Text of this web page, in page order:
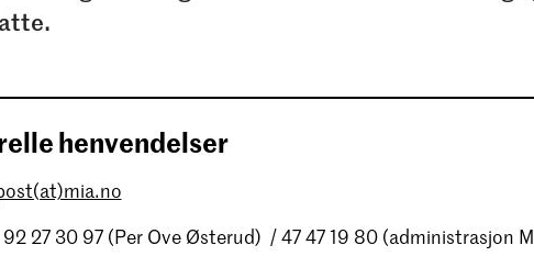
henvendelser
27 30 97 (Per Ove Østerud) / 47 47 19 80 (administrasjon